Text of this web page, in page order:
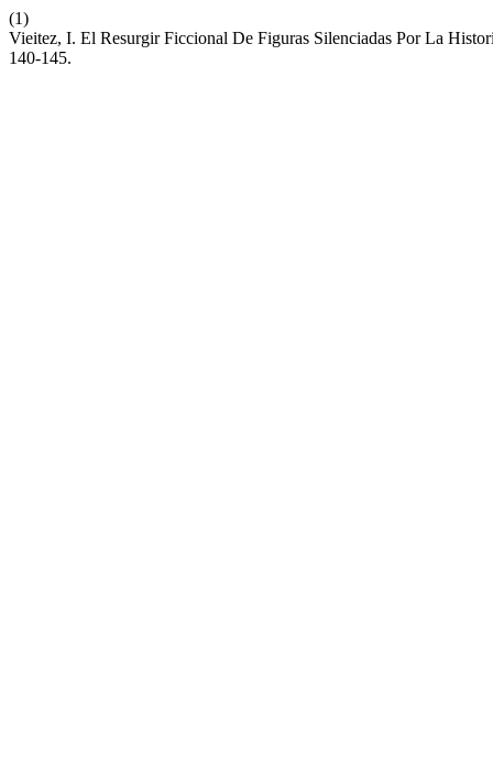
(1)
Vieitez, I. El Resurgir Ficcional De Figuras Silenciadas Por La
140-145.